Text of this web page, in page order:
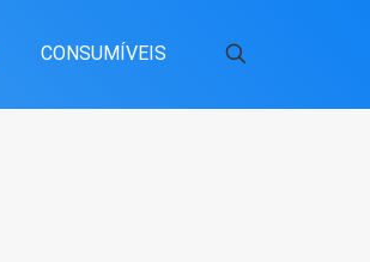
CONSUMÍVEIS